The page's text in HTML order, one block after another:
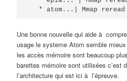
* atom...| Mmap
Une bonne nouvelle qui aide à
usage le systeme Atom semble
les accès mémoire sont beaucoup
barettes mémoire sont utilisées c’est
l’architecture qui est ici à l’épreuve.